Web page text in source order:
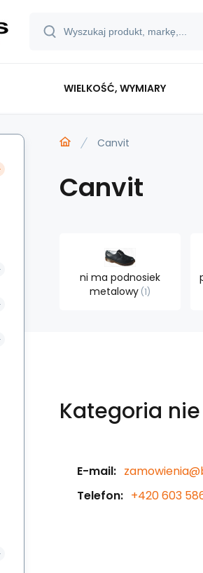
WIELKOŚĆ, WYMIARY
Canvit
Canvit
ni ma podnosiek
metalowy 1
Kategoria
E-mail:
Telefon: +420 603